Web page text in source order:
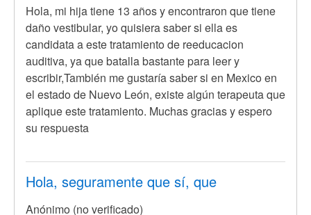
Hola, mi hija tiene 13 años y encontraron que tiene
daño vestibular, yo quisiera saber si ella es
candidata a este tratamiento de reeducacion
auditiva, ya que batalla bastante para leer y
escribir,También me gustaría saber si en Mexico en
el estado de Nuevo León, existe algún terapeuta que
aplique este tratamiento. Muchas gracias y espero
su respuesta
Hola, seguramente que sí, que
Anónimo (no verificado)